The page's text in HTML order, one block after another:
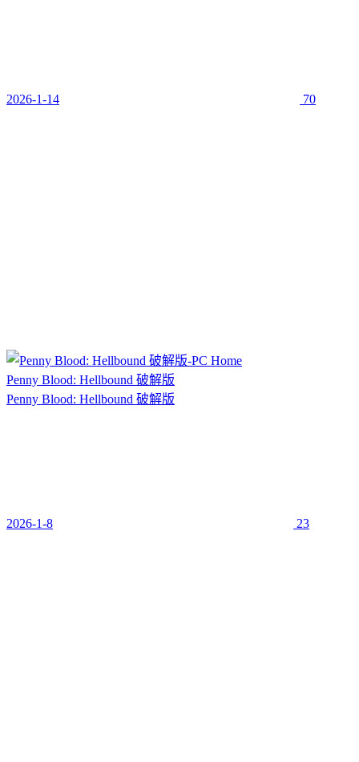
2026-1-14 70
Penny Blood: Hellbound 破解版
Penny Blood: Hellbound 破解版
2026-1-8 23